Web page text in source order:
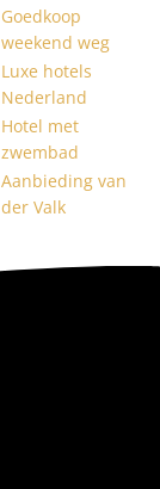
Goedkoop
weekend weg
Luxe hotels
Nederland
Hotel met
zwembad
Aanbieding van
der Valk